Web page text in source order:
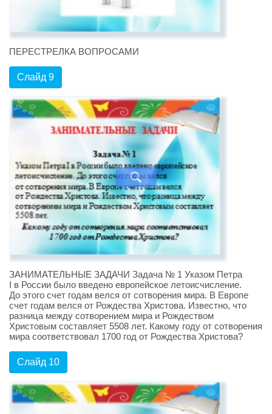
ПЕРЕСТРЕЛКА ВОПРОСАМИ
Слайд 9
ЗАНИМАТЕЛЬНЫЕ ЗАДАЧИ Задача № 1 Указом Петра
I в России было введено европейское летоисчисление.
До этого счет годам велся от сотворения мира. В Европе
счет годам велся от Рождества Христова. Известно, что
разница между сотворением мира и Рождеством
Христовым составляет 5508 лет. Какому году от сотворения
мира соответствовал 1700 год от Рождества Христова?
Слайд 10